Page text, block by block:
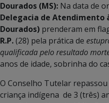
Dourados (MS): Na data de
Delegacia de Atendimento
Dourados) prenderam em
R.P.(28) pela prática de
qualificada pelo resultado
anos de idade, sobrinha do
O Conselho Tutelar
criança indígena de 3 (três)